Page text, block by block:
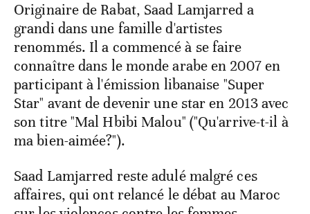
Originaire de Rabat, Saad Lamjarred a
grandi dans une famille d'artistes
renommés. Il a commencé à se faire
connaître dans le monde arabe en 2007 en
participant à l'émission libanaise "Super
Star" avant de devenir une star en 2013 avec
son titre "Mal Hbibi Malou" ("Qu'arrive-t-il à
ma bien-aimée?").
Saad Lamjarred reste adulé malgré ces
affaires, qui ont relancé le débat au Maroc